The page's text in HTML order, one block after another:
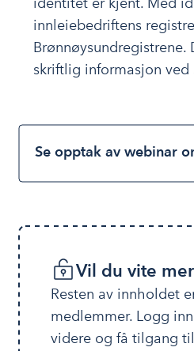
innleiebedriftens
Brønnøysundregistrene.
skriftlig informasjon ved
Se opptak av webinar
Vil du vite
Resten av innholdet
medlemmer. Logg
videre og få tilgang